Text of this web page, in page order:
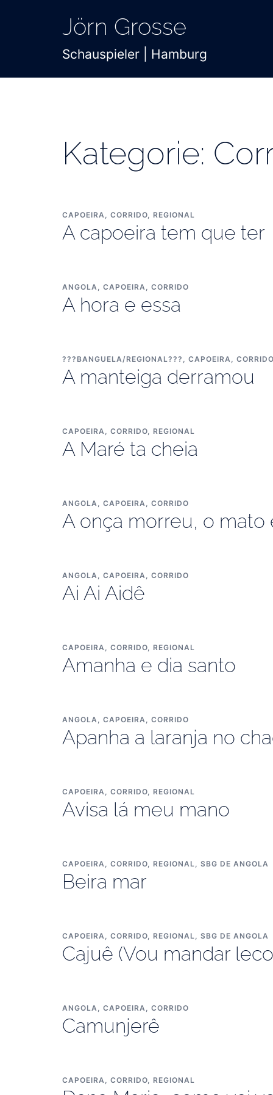
Jörn Grosse
Schauspieler | Hamburg
Kategorie:
CAPOEIRA, CORRIDO, REGIONAL
A capoeira tem que ter
ANGOLA, CAPOEIRA, CORRIDO
A hora e essa
???BANGUELA/REGIONAL??? , CAPOEIRA, CORRIDO
A manteiga derramou
CAPOEIRA, CORRIDO, REGIONAL
A Maré ta cheia
ANGOLA, CAPOEIRA, CORRIDO
A onça morreu, o mato
ANGOLA, CAPOEIRA, CORRIDO
Ai Ai Aidê
CAPOEIRA, CORRIDO, REGIONAL
Amanha e dia santo
ANGOLA, CAPOEIRA, CORRIDO
Apanha a laranja no
CAPOEIRA, CORRIDO, REGIONAL
Avisa lá meu mano
CAPOEIRA, CORRIDO, REGIONAL, SBG DE ANGOLA
Beira mar
CAPOEIRA, CORRIDO, REGIONAL, SBG DE ANGOLA
Cajuê (Vou mandar
ANGOLA, CAPOEIRA, CORRIDO
Camunjerê
CAPOEIRA, CORRIDO, REGIONAL